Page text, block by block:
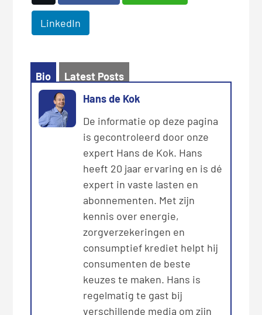
LinkedIn
Bio
Latest Posts
Hans de Kok
De informatie op deze pagina
is gecontroleerd door onze
expert Hans de Kok. Hans
heeft 20 jaar ervaring en is dé
expert in vaste lasten en
abonnementen. Met zijn
kennis over energie,
zorgverzekeringen en
consumptief krediet helpt hij
consumenten de beste
keuzes te maken. Hans is
regelmatig te gast bij
verschillende media om zijn